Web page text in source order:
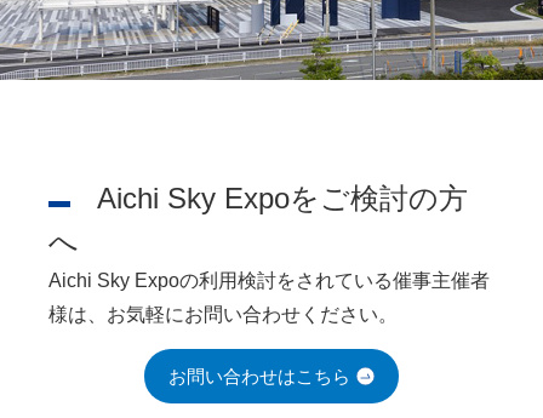
Aichi Sky Expoをご検討の方
へ
Aichi Sky Expoの利用検討をされている催事主催者
様は、お気軽にお問い合わせください。
お問い合わせはこちら